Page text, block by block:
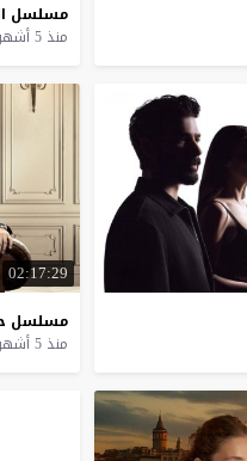
مسلسل
منذ 5 أشهر
02:17:29
مسلسل
منذ 5 أشهر